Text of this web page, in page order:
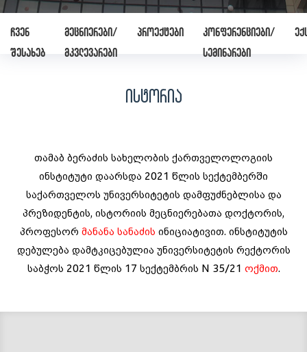
ჩვენ
შესახებ
მეცნიერები/
მკვლევარები
პროექტები
კონფერენციები/
სემინარები
ისტორია
თამაბ ბერაძის სახელობის ქართველოლოგიის
ინსტიტუტი დაარსდა 2021 წლის სექტემბერში
საქართველოს უნივერსიტეტის დამფუძნებლისა და
პრეზიდენტის, ისტორიის მეცნიერებათა დოქტორის,
პროფესორ მანანა სანაძის ინიციატივით. ინსტიტუტის
დებულება დამტკიცებულია უნივერსიტეტის რექტორის
საბჭოს 2021 წლის 17 სექტემბრის N 35/21 ოქმით.